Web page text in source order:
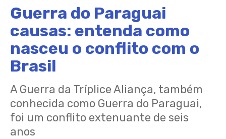
Guerra do Paraguai
causas: entenda como
nasceu o conflito com o
Brasil
A Guerra da Tríplice Aliança, também
conhecida como Guerra do Paraguai,
foi um conflito extenuante de seis
anos